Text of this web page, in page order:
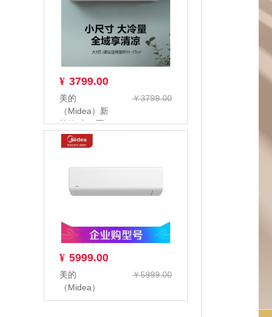
¥ 3799.00
￥3799.00
美的
（Midea）新
能效 大一匹
KFR-
26GW/G2-1
¥ 5999.00
￥5999.00
美的
（Midea）
KFR-